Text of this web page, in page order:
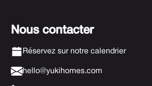
Nous contacter
Réservez sur notre calendrier
hello@yukihomes.com